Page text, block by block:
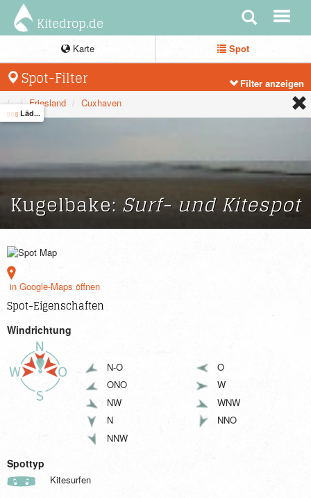
Kitedrop.de
Karte Spot
Läd...
Spot-Filter
Filter anzeigen
Niedersachsen
Friesland Cuxhaven
Kugelbake: Surf- und Kitespot
in Google-Maps öffnen
Spot-Eigenschaften
Windrichtung
N-O
O
ONO
W
NW
WNW
N
NNO
NNW
Spottyp
Kitesurfen